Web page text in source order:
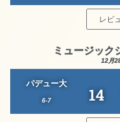
レビ
ミュージック
12月
パデュー大
6-7 14